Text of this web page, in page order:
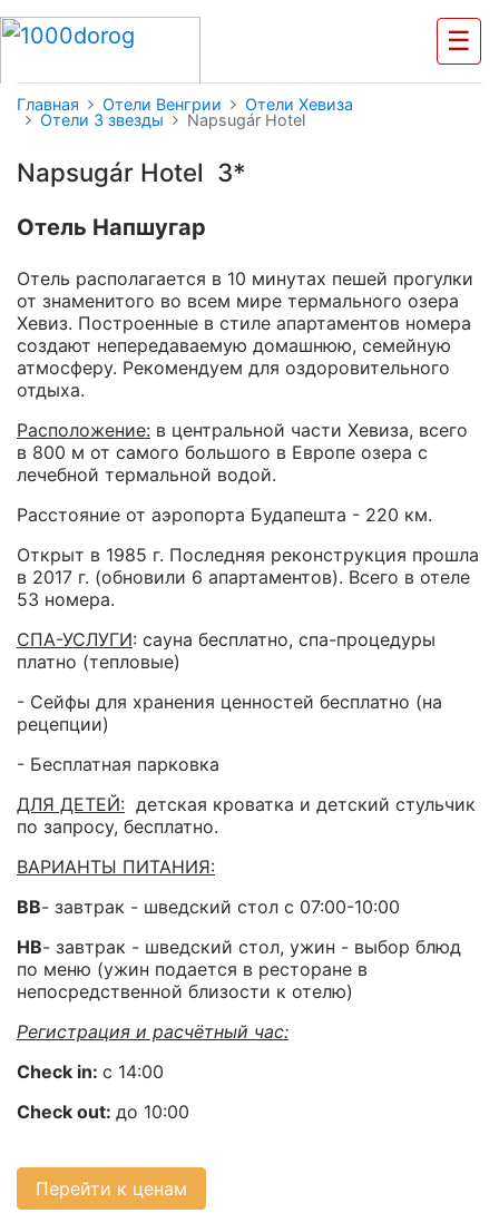
☰
Главная Отели Венгрии
Отели Хевиза
Отели 3 звезды
Napsugár Hotel
Napsugár Hotel 3*
Отель Напшугар
Отель располагается в 10 минутах пешей прогулки
от знаменитого во всем мире термального озера
Хевиз. Построенные в стиле апартаментов номера
создают непередаваемую домашнюю, семейную
атмосферу. Рекомендуем для оздоровительного
отдыха.
Расположение: в центральной части Хевиза, всего
в 800 м от самого большого в Европе озера с
лечебной термальной водой.
Расстояние от аэропорта Будапешта - 220 км.
Открыт в 1985 г. Последняя реконструкция прошла
в 2017 г. (обновили 6 апартаментов). Всего в отеле
53 номера.
СПА-УСЛУГИ: сауна бесплатно, спа-процедуры
платно (тепловые)
- Сейфы для хранения ценностей бесплатно (на
рецепции)
- Бесплатная парковка
ДЛЯ ДЕТЕЙ: детская кроватка и детский стульчик
по запросу, бесплатно.
ВАРИАНТЫ ПИТАНИЯ:
BB- завтрак - шведский стол с 07:00-10:00
HB- завтрак - шведский стол, ужин - выбор блюд
по меню (ужин подается в ресторане в
непосредственной близости к отелю)
Регистрация и расчётный час:
Check in: с 14:00
Check out: до 10:00
Перейти к ценам